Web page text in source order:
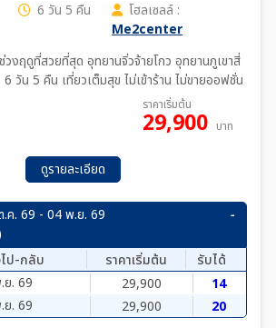
ระหว่าง
6 วัน 5 คืน
โฮลเซลล์ :
Me2center
านจิ่วจ้ายโกว อุทยานภูเขาสี่
ดรุณี อุทยานปี้เผิงโกว 6 วัน 5 คืน เที่ยวเต็มสุข ไม่เข้าร้าน ไม่ขายออฟชั่น
ราคาเริ่มต้น
29,900 บาท
ดูรายละเอียด
.ค. 69 - 04 พ.ย. 69
ไป-กลับ
ราคาเริ่มต้น
รับได้
. 69
29,900
14
. 69
29,900 20